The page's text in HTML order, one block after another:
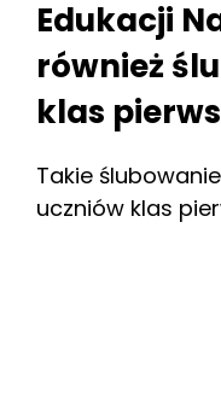
Edukacji
również
klas
Takie
uczniów klas